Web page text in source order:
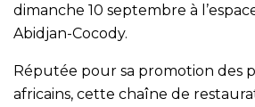
dimanche 10 septembre à
Abidjan-Cocody.
Réputée pour sa promotion des
africains, cette chaîne de